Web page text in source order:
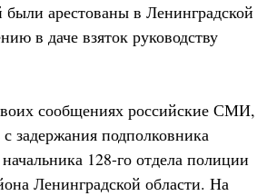
арестованы в Ленинградской
в даче взяток руководству
сообщениях российские СМИ,
задержания подполковника
128-го отдела полиции
Ленинградской области. На